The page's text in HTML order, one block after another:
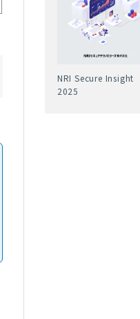
NRI Secure Insight
2025